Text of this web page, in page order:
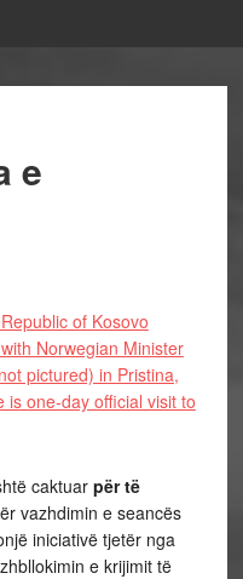
e
caktuarpër të
vazhdimin e seancës
iniciativë tjetër nga
e krijimit të